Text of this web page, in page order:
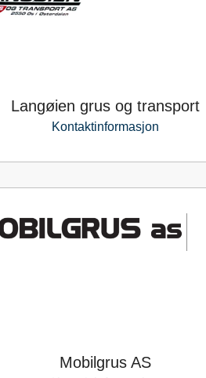
Langøien grus og transport
Kontaktinformasjon
Mobilgrus AS